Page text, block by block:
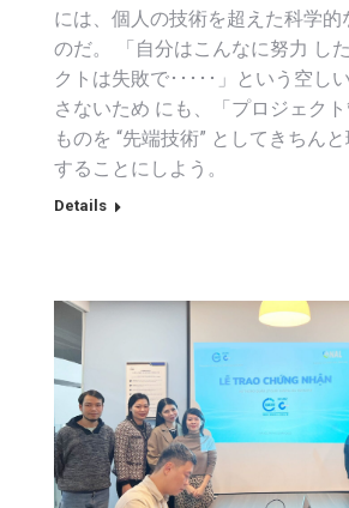
には、個人の技術を超えた科学的
のだ。 「自分はこんなに努力 し
クトは失敗で･････」という空し
さないため にも、「プロジェク
ものを “先端技術” としてきちん
することにしよう。
Details